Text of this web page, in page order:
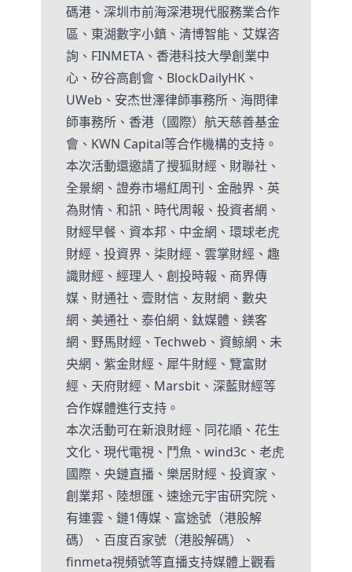
碼港、深圳市前海深港現代服務業合作
區、東湖數字小鎮、清博智能、艾媒咨
詢、FINMETA、香港科技大學創業中
心、矽谷高創會、BlockDailyHK、
UWeb、安杰世澤律師事務所、海問律
師事務所、香港（國際）航天慈善基金
會、KWN Capital等合作機構的支持。
本次活動還邀請了搜狐財經、財聯社、
全景網、證券市場紅周刊、金融界、英
為財情、和訊、時代周報、投資者網、
財經早餐、資本邦、中金網、環球老虎
財經、投資界、柒財經、雲掌財經、趣
識財經、經理人、創投時報、商界傳
媒、財通社、壹財信、友財網、數央
網、美通社、泰伯網、鈦媒體、鎂客
網、野馬財經、Techweb、資鲸網、未
央網、紫金財經、犀牛財經、覽富財
經、天府財經、Marsbit、深藍財經等
合作媒體進行支持。
本次活動可在新浪財經、同花順、花生
文化、現代電視、鬥魚、wind3c、老虎
國際、央鏈直播、樂居財經、投資家、
創業邦、陸想匯、速途元宇宙研究院、
有連雲、鏈1傳媒、富途號（港股解
碼）、百度百家號（港股解碼）、
finmeta視頻號等直播支持媒體上觀看